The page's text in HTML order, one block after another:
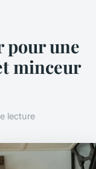
pour une
minceur
lecture